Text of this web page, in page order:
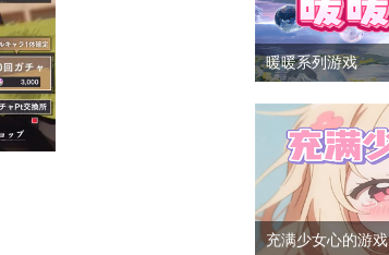
暖暖系列游戏
充满少女心的游戏